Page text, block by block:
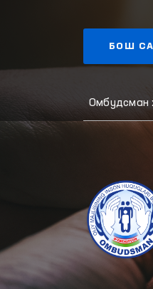
БОШ
Омбудсман